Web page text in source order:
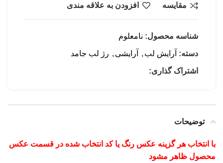
مقایسه افزودن به علاقه مندی
شناسه محصول: نامعلوم
دسته: آرایش لب , آرایشی , رژ لب جامد
اشتراک گذاری:
توضیحات
با انتخاب هر گزینه عکس رنگ یا کد انتخاب شده در قسمت عکس
محصول ظاهر مشود